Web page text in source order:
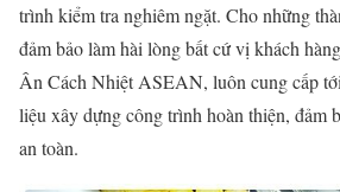
trình kiểm tra nghiêm ngặt. Cho những
đảm bảo làm hài lòng bất cứ vị khách
Ân Cách Nhiệt ASEAN, luôn cung cấp
liệu xây dựng công trình hoàn thiện, đảm
an toàn.